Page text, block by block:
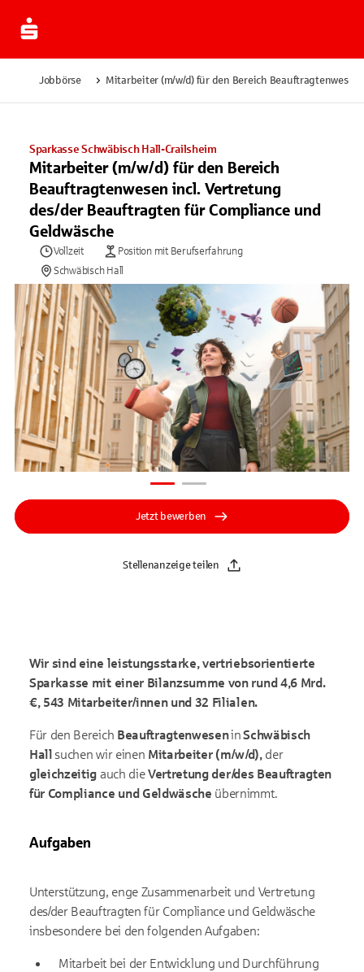
Jobbörse Mitarbeiter (m/w/d) für den Bereich
Sparkasse Schwäbisch Hall-Crailsheim
Mitarbeiter (m/w/d) für den Bereich
Beauftragtenwesen incl. Vertretung
des/der Beauftragten für Compliance und
Geldwäsche
Vollzeit
Position mit Berufserfahrung
Schwäbisch Hall
Jetzt bewerben
Stellenanzeige teilen
Wir sind eine leistungsstarke, vertriebsorientierte
Sparkasse mit einer Bilanzsumme von rund 4,6 Mrd.
€, 543 Mitarbeiter/innen und 32 Filialen.
Für den Bereich BeauftragtenweseninSchwäbisch
Hall suchen wir einen Mitarbeiter (m/w/d),der
gleichzeitig auch dieVertretung der/des Beauftragten
für Compliance und Geldwäsche übernimmt.
Aufgaben
Unterstützung, enge Zusammenarbeit und Vertretung
des/der Beauftragten für Compliance und Geldwäsche
insbesondere bei den folgenden Aufgaben:
Mitarbeit bei der Entwicklung und Durchführung